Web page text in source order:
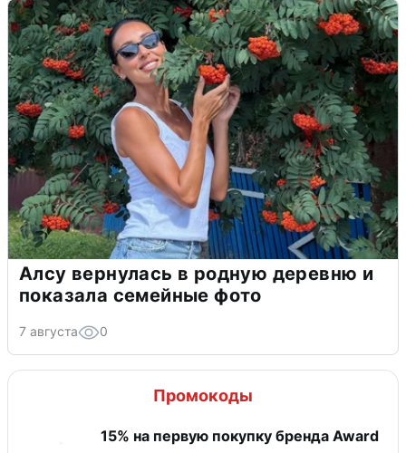
Алсу вернулась в родную деревню и
показала семейные фото
7 августа 0
Промокоды
15% на первую покупку бренда Award